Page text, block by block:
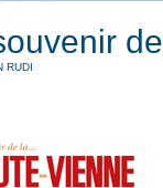
RUDI